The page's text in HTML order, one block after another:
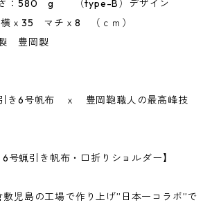
：580 g （type-B）デザイン
ｘ35 マチｘ8 （ｃｍ）
製 豊岡製
引き6号帆布 ｘ 豊岡鞄職人の最高峰技
号蝋引き帆布・口折りショルダー】
児島の工場で作り上げ”日本一コラボ”で